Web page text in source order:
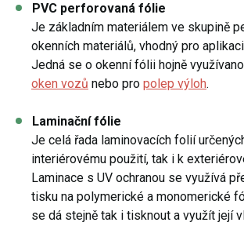
PVC perforovaná fólie
Je základním materiálem ve skupině
okenních materiálů, vhodný pro
Jedná se o okenní fólii hojně
oken vozů nebo pro polep výloh.
Laminační fólie
Je celá řada laminovacích folií
interiérovému použití, tak i k
Laminace s UV ochranou se využívá
tisku na polymerické a monomerické
se dá stejně tak i tisknout a využít její